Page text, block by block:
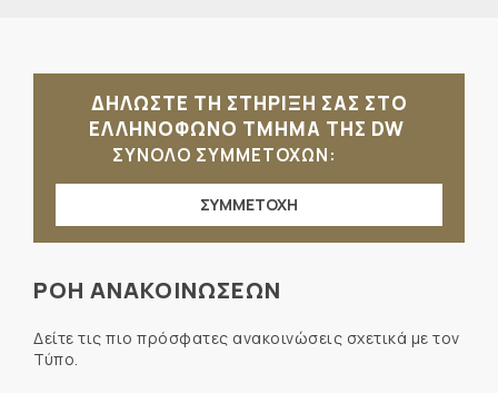
ΔΗΛΩΣΤΕ ΤΗ ΣΤΗΡΙΞΗ ΣΑΣ ΣΤΟ
ΕΛΛΗΝΟΦΩΝΟ ΤΜΗΜΑ ΤΗΣ DW
ΣΥΝΟΛΟ ΣΥΜΜΕΤΟΧΩΝ:
ΣΥΜΜΕΤΟΧΗ
ΡΟΗ ΑΝΑΚΟΙΝΩΣΕΩΝ
Δείτε τις πιο πρόσφατες ανακοινώσεις σχετικά με τον
Τύπο.